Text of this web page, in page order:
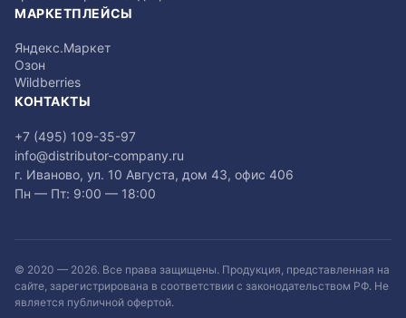
МАРКЕТПЛЕЙСЫ
Яндекс.Маркет
Озон
Wildberries
КОНТАКТЫ
+7 (495) 109-35-97
info@distributor-company.ru
г. Иваново, ул. 10 Августа, дом 43, офис 406
Пн — Пт: 9:00 — 18:00
© 2020 — 2026. Все права защищены. Продукция, представленная на
сайте, зарегистрирована в соответствии с законодательством РФ. Не
является публичной офертой.